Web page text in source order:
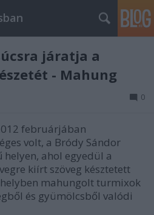
járatja a
- Mahung
0
februárjában
volt, a Bródy Sándor
helyen, ahol egyedül a
kiírt szöveg késztetett
mahungolt turmixok
és gyümölcsből valódi